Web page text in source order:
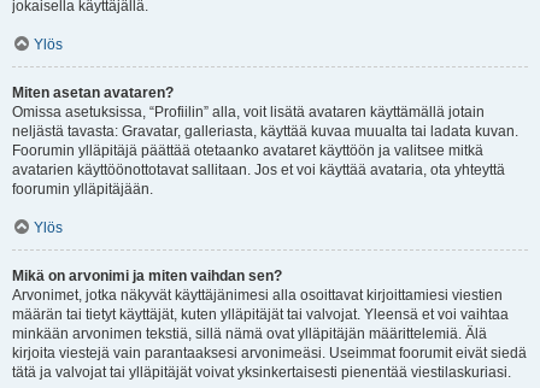
jokaisella käyttäjällä.
Ylös
Miten asetan avataren?
Omissa asetuksissa, “Profiilin” alla, voit lisätä avataren käyttämällä jotain
neljästä tavasta: Gravatar, galleriasta, käyttää kuvaa muualta tai ladata kuvan.
Foorumin ylläpitäjä päättää otetaanko avataret käyttöön ja valitsee mitkä
avatarien käyttöönottotavat sallitaan. Jos et voi käyttää avataria, ota yhteyttä
foorumin ylläpitäjään.
Ylös
Mikä on arvonimi ja miten vaihdan sen?
Arvonimet, jotka näkyvät käyttäjänimesi alla osoittavat kirjoittamiesi viestien
määrän tai tietyt käyttäjät, kuten ylläpitäjät tai valvojat. Yleensä et voi vaihtaa
minkään arvonimen tekstiä, sillä nämä ovat ylläpitäjän määrittelemiä. Älä
kirjoita viestejä vain parantaaksesi arvonimeäsi. Useimmat foorumit eivät siedä
tätä ja valvojat tai ylläpitäjät voivat yksinkertaisesti pienentää viestilaskuriasi.